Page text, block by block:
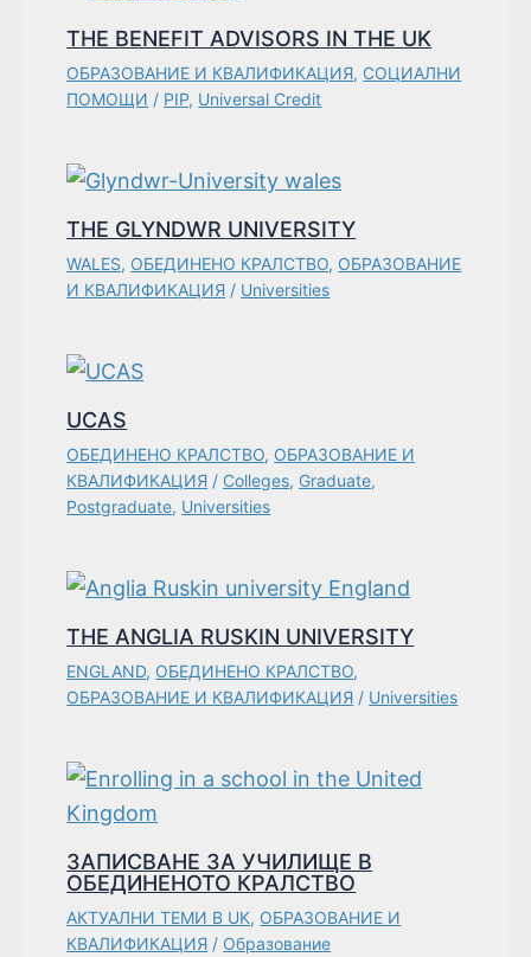
THE BENEFIT ADVISORS IN THE UK
ОБРАЗОВАНИЕ И КВАЛИФИКАЦИЯ, СОЦИАЛНИ
ПОМОЩИ / PIP, Universal Credit
THE GLYNDWR UNIVERSITY
WALES, ОБЕДИНЕНО КРАЛСТВО, ОБРАЗОВАНИЕ
И КВАЛИФИКАЦИЯ / Universities
UCAS
ОБЕДИНЕНО КРАЛСТВО, ОБРАЗОВАНИЕ И
КВАЛИФИКАЦИЯ / Colleges, Graduate,
Postgraduate, Universities
THE ANGLIA RUSKIN UNIVERSITY
ENGLAND, ОБЕДИНЕНО КРАЛСТВО,
ОБРАЗОВАНИЕ И КВАЛИФИКАЦИЯ / Universities
ЗАПИСВАНЕ ЗА УЧИЛИЩЕ В
ОБЕДИНЕНОТО КРАЛСТВО
АКТУАЛНИ ТЕМИ В UK, ОБРАЗОВАНИЕ И
КВАЛИФИКАЦИЯ / Образование